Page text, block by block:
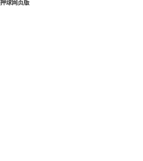
押球网页版